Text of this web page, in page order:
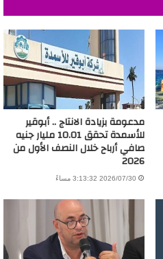
مدعومة بزيادة الانتاج .. أبوقير
للأسمدة تحقق 10.01 مليار جنيه
صافي أرباح خلال النصف الأول من
2026
2026/07/30 3:13:32 مساءً